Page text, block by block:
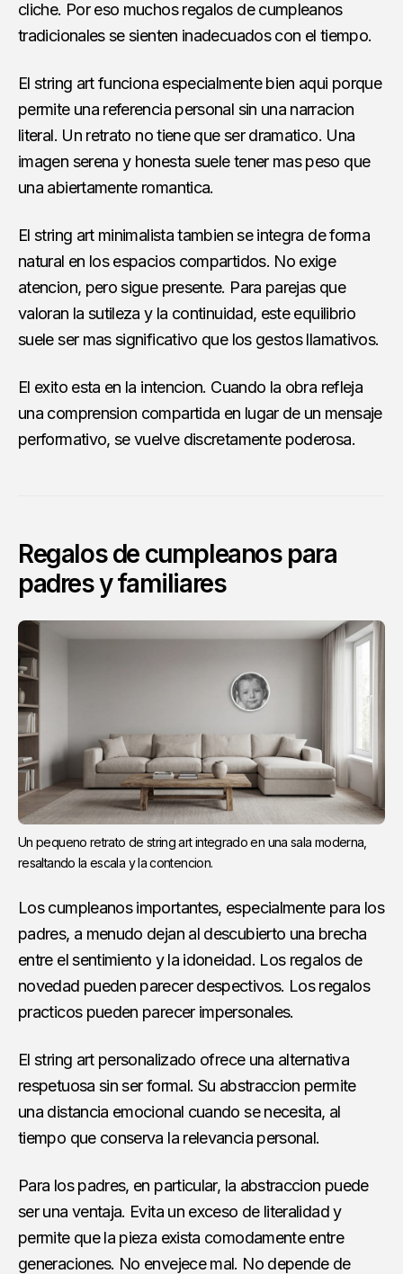
cliche. Por eso muchos regalos de cumpleanos
tradicionales se sienten inadecuados con el tiempo.
El string art funciona especialmente bien aqui porque
permite una referencia personal sin una narracion
literal. Un retrato no tiene que ser dramatico. Una
imagen serena y honesta suele tener mas peso que
una abiertamente romantica.
El string art minimalista tambien se integra de forma
natural en los espacios compartidos. No exige
atencion, pero sigue presente. Para parejas que
valoran la sutileza y la continuidad, este equilibrio
suele ser mas significativo que los gestos llamativos.
El exito esta en la intencion. Cuando la obra refleja
una comprension compartida en lugar de un mensaje
performativo, se vuelve discretamente poderosa.
Regalos de cumpleanos para
padres y familiares
Un pequeno retrato de string art integrado en una sala moderna,
resaltando la escala y la contencion.
Los cumpleanos importantes, especialmente para los
padres, a menudo dejan al descubierto una brecha
entre el sentimiento y la idoneidad. Los regalos de
novedad pueden parecer despectivos. Los regalos
practicos pueden parecer impersonales.
El string art personalizado ofrece una alternativa
respetuosa sin ser formal. Su abstraccion permite
una distancia emocional cuando se necesita, al
tiempo que conserva la relevancia personal.
Para los padres, en particular, la abstraccion puede
ser una ventaja. Evita un exceso de literalidad y
permite que la pieza exista comodamente entre
generaciones. No envejece mal. No depende de